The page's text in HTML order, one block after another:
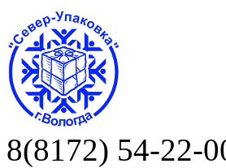
8(8172) 54-22-